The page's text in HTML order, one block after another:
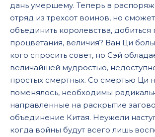
дань умершему. Теперь в
отряд из трехсот воинов, но
объединить королевства,
процветания, величия? Ван Ци
кого спросить совет, но Сэй
величайшей мудростью,
простых смертных. Со смертью Ци
поменялось, необходимы
направленные на раскрытие
объединение Китая. Неужели
когда войны будут всего лишь